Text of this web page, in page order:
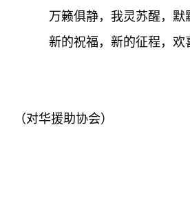
万籁俱静，我灵苏醒，默
新的祝福，新的征程，欢
（对华援助协会）